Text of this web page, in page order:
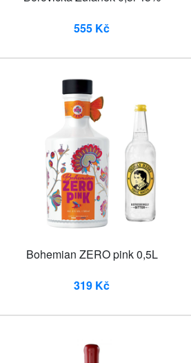
555 Kč
Bohemian ZERO pink 0,5L
319 Kč